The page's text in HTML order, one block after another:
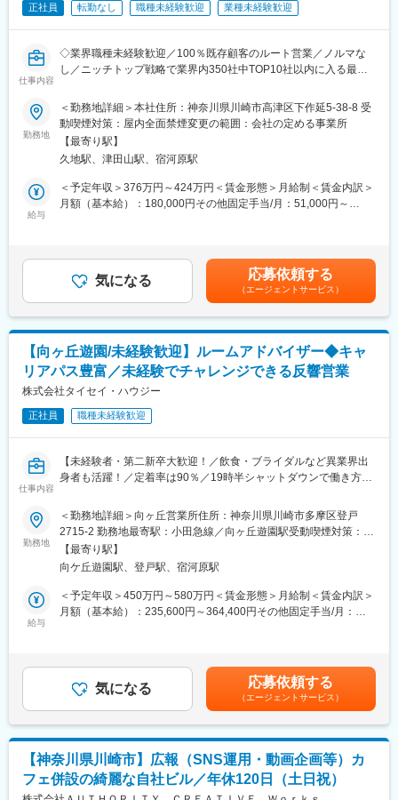
丘駅、成田駅、柏駅、柏の葉キャンパス駅、船橋法典駅、京成大
駅、足利市駅、佐野駅、高崎問屋町駅、前橋大島駅、札幌駅、す
すきの駅、中央区役所前駅、津軽五所川原駅、弘前駅、不動の沢
口駅、西武新宿駅、東池袋駅、神泉駅、京成上野駅、高輪ゲート
ウェイ駅、汐留駅、日比谷駅、岩本町駅、末広町駅(東京都)、立川
北駅、井の頭公園駅、代官山駅、明治神宮前駅、西早稲田駅、大
久保駅(東京都)、奥沢駅、大崎広小路駅、京急蒲田駅、蓮沼駅、布
田駅、西太子堂駅、浅草駅(ＴＸ)、四谷三丁目駅、新御茶ノ水駅、
新日本橋駅、浜松町駅、溜池山王駅、霞ケ関駅(東京都)、東京テレ
ポート駅、とうきょうスカイツリー駅、麹町駅、神保町駅、千石
駅、新綱島駅、石上駅、海老名駅(相模線)、緑町駅、三ツ沢下町
駅、中田駅(神奈川県)、北朝霞駅、東飯能駅、西船橋駅、葭川公園
駅、京成稲毛駅、市川真間駅、鎌ケ谷大仏駅、西４丁目駅、西８
駅、銀座一丁目駅、立川南駅、学習院下駅、本所吾妻橋駅、小川
町駅(東京都)、淡路町駅、芝公園駅、赤坂見附駅、虎ノ門ヒルズ
駅、台場駅、曳舟駅、九段下駅、駒込駅、向原駅(東京都)、西日暮
里駅(舎人ライナー)、栄町駅(東京都)、乃木坂駅、御成門駅、水天
宮前駅、馬喰横山駅、宝町駅(東京都)、築地駅、高島町駅、向河原
駅、高津駅(神奈川県)、和泉多摩川駅、東中山駅、東海神駅、京成
千葉駅
もります。
（3）職人さんや資材の手配
りを行います。
まずは先輩社員との営業同行や、現地調査（※）からスタート。仕
事の流れや専門知識をイチから覚えていける環境です。
※現地調査：見積作成のため実際の建設現場へ行き、必要な足場の
種類や数を確認する作業です。
＜命を預かる現場に、安心という土台を届けたい＞
私たちが築くのは、建設現場の「見えないインフラ」。匠の力で
■業務の魅力：
◇自分が手配した足場によって建設工事が始まり、建物が完成し
ていく様子を間近で見ることができます。街に残る建物づくりに
関われるお仕事です。
◇お客様と職人さんの間に入り、人と人をつなぐお仕事。お客様
が求めている足場を職人さんに正しく伝えてカタチにし、業務担
当や目標達成もチームで進めていきます。
正社員 転勤なし 職種未経験歓迎 業種未経験歓迎
仕事内容
◇業界職種未経験歓迎／100％既存顧客のルート営業／ノルマな
し／ニッチトップ戦略で業界内350社中TOP10社以内に入る最上
■業務内容：
『抜型』という段ボールの型を作る機械の営業をお任せ致しま
す。新しい形状の抜き型の製作や現製品を更に丈夫で使い易くす
るための改善等のご提案を行って頂きます。
■詳細：
・課題・ニーズのヒアリング
・製造部とも協力し企画提案
・試作検討～製造・納品
・関東一円のお客様をエリア別で分担しており社用車で1人1日3
～5社を訪問。
・1人1台社用車を支給しており直行直帰も可能。※自宅近辺の駐
営業活動に専念できます。
■組織構成：
営業部には現在9名が在籍中。製造部との距離も近く、難しい要望
についても気軽に相談できる間柄なので安心です。9名全員が異業
みやすい環境が整っております。
■入社後：
す。並行して先輩たちの商談に同行し、営業の進め方を吸収しま
す。半年後をめどに、少しずつ担当エリアのお客様を引き継ぎ先
■キャリアパス：
一般→主任→係長→課長というステップがあり、努力と意欲次第
で上をめざすチャンスがあります。役職手当が付きますのでキャ
リアを上げると同時に給与も上がっていきます。また、同社は年
んどん役職登用していく方針を取っており、実際2年目で主任→3
年目で係長へ昇格した先輩もおります。
高める「ロータリー」と呼ばれる丸形抜型は、日本国内で製造で
きる企業が約10社しかない希少な技術であり、当社はその一角を
担うことで製品面で大きな優位性を誇ります。近年、通販利用の
拡大に伴い段ボール需要は増加しており、当社の業績も好調に推
移。安定基盤と成長性を兼ね備えた環境で、専門スキルを活かし
ながら長期的にキャリアを築けるのが魅力です。
変更の範囲：会社の定める業務
勤務地
＜勤務地詳細＞本社住所：神奈川県川崎市高津区下作延5-38-8 受
動喫煙対策：屋内全面禁煙変更の範囲：会社の定める事業所
【最寄り駅】
久地駅、津田山駅、宿河原駅
給与
＜予定年収＞376万円～424万円＜賃金形態＞月給制＜賃金内訳＞
月額（基本給）：180,000円その他固定手当/月：51,000円～
有＜給与補足＞※経験・年齢・前職の給与などを考慮の上、決定し
ます。・昇給／年1回（4月） ・賞与／年2回（7月・12月） ・イ
ンセンティブ（毎月）賃金はあくまでも目安の金額であり、選考
を通じて上下する可能性があります。月給(月額)は固定手当を含め
た表記です。
気になる 応募依頼する
（エージェントサービス）
【向ヶ丘遊園/未経験歓迎】ルームアドバイザー◆キャ
リアパス豊富／未経験でチャレンジできる反響営業
株式会社タイセイ・ハウジー
正社員 職種未経験歓迎
仕事内容
【未経験者・第二新卒大歓迎！／飲食・ブライダルなど異業界出
身者も活躍！／定着率は90％／19時半シャットダウンで働き方◎
自社の管理戸数は7万4000戸と業界トップクラスの物件を保有し
ているため、ご提案しやすさも抜群の100％反響営業ポジション
です！
■業務内容
◇法人／提携企業の社員様、店舗へお越しになった個人のお客様
へ賃貸の住まいをご提案いただきます。入社後のフォローが充実
（1）法人／提携企業の社員様のケース
法人企業の「社宅代行」というビジネスモデル。担当者から「転
勤が決まった社員様の連絡先」「入居希望日」「家賃や間取りな
（2）一般のお客様のケース
Webや広告を見てお問い合わせいただいたお客様への対応です。
ご希望の条件をすり合わせて、候補物件をご紹介したうえで、来
店日を調整します。学生からシニア世代まで幅広い層のお客様が
勤務地
＜勤務地詳細＞向ヶ丘営業所住所：神奈川県川崎市多摩区登戸
2715-2 勤務地最寄駅：小田急線／向ヶ丘遊園駅受動喫煙対策：屋
内全面禁煙変更の範囲：会社の定める事業所
【最寄り駅】
向ケ丘遊園駅、登戸駅、宿河原駅
給与
＜予定年収＞450万円～580万円＜賃金形態＞月給制＜賃金内訳＞
月額（基本給）：235,600円～364,400円その他固定手当/月：
円、変則手当15,000円■モデル年収・453万6000円／25歳・528
万0000円／30歳・608万9000円／35歳※個人の業績により異なり
ます賃金はあくまでも目安の金額であり、選考を通じて上下する
可能性があります。月給(月額)は固定手当を含めた表記です。
気になる 応募依頼する
（エージェントサービス）
【神奈川県川崎市】広報（SNS運用・動画企画等）カ
フェ併設の綺麗な自社ビル／年休120日（土日祝）